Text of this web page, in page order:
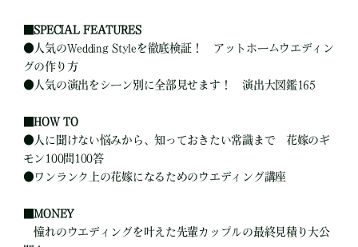
■SPECIAL FEATURES
● 人気のWedding Styleを徹底検証！ アットホームウエディン
グの作り方
● 人気の演出をシーン別に全部見せます！ 演出大図鑑165
■HOW TO
● 人に聞けない悩みから、知っておきたい常識まで 花嫁のギ
モン100問100答
●ワンランク上の花嫁になるためのウエディング講座
■MONEY
憧れのウエディングを叶えた先輩カップルの最終見積り大公